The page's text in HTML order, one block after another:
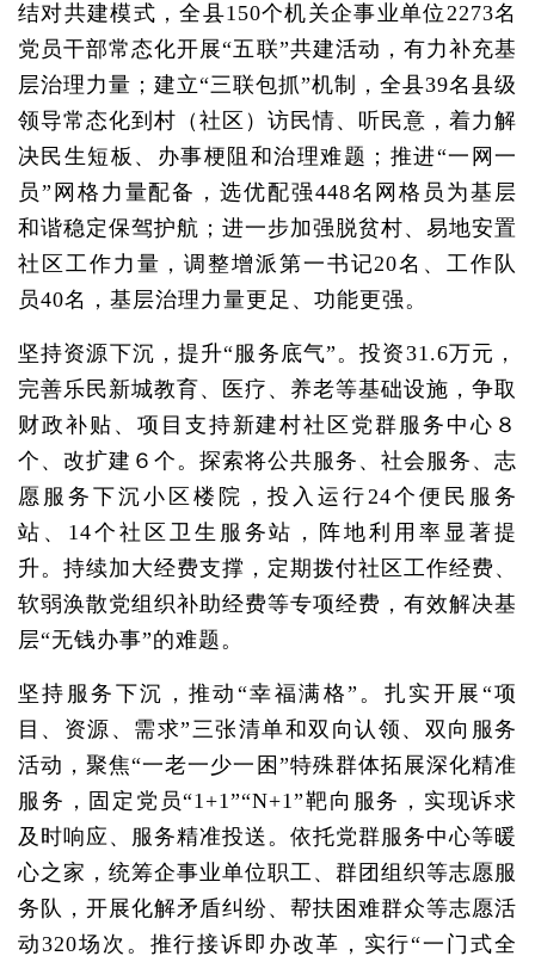
结对共建模式，全县150个机关企事业单位2273名
党员干部常态化开展“五联”共建活动，有力补充基
层治理力量；建立“三联包抓”机制，全县39名县级
领导常态化到村（社区）访民情、听民意，着力解
决民生短板、办事梗阻和治理难题；推进“一网一
员”网格力量配备，选优配强448名网格员为基层
和谐稳定保驾护航；进一步加强脱贫村、易地安置
社区工作力量，调整增派第一书记20名、工作队
员40名，基层治理力量更足、功能更强。
坚持资源下沉，提升“服务底气”。投资31.6万元，
完善乐民新城教育、医疗、养老等基础设施，争取
财政补贴、项目支持新建村社区党群服务中心８
个、改扩建６个。探索将公共服务、社会服务、志
愿服务下沉小区楼院，投入运行24个便民服务
站、14个社区卫生服务站，阵地利用率显著提
升。持续加大经费支撑，定期拨付社区工作经费、
软弱涣散党组织补助经费等专项经费，有效解决基
层“无钱办事”的难题。
坚持服务下沉，推动“幸福满格”。扎实开展“项
目、资源、需求”三张清单和双向认领、双向服务
活动，聚焦“一老一少一困”特殊群体拓展深化精准
服务，固定党员“1+1”“N+1”靶向服务，实现诉求
及时响应、服务精准投送。依托党群服务中心等暖
心之家，统筹企事业单位职工、群团组织等志愿服
务队，开展化解矛盾纠纷、帮扶困难群众等志愿活
动320场次。推行接诉即办改革，实行“一门式全